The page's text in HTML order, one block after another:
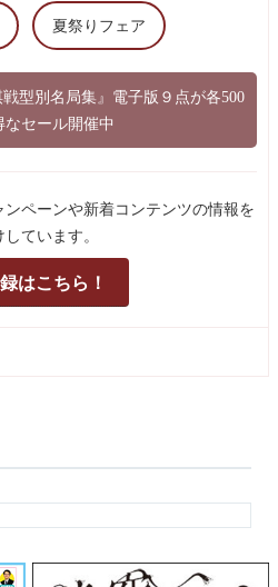
夏祭りフェア
戦型別名局集』電子版９点が各500
なセール開催中
ペーンや新着コンテンツの情報を
ています。
はこちら！